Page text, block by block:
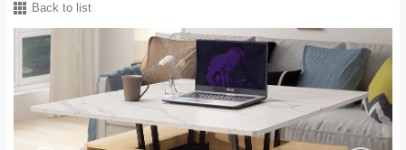
Back to list